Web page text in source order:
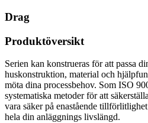
Drag
Produktöversikt
Serien kan konstrueras för att passa
huskonstruktion, material och
möta dina processbehov. Som ISO
systematiska metoder för att
vara säker på enastående
hela din anläggnings livslängd.